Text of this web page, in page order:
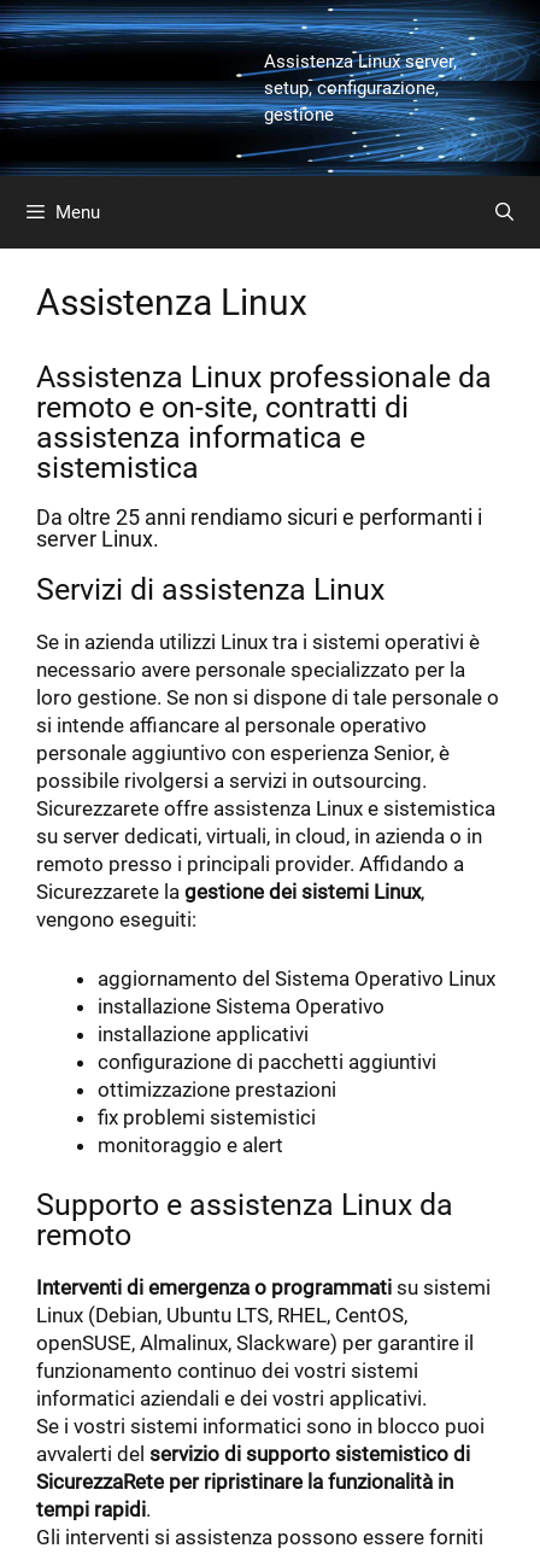
Vai
al
Assistenza Linux server,
setup, configurazione,
gestione
Menu
Assistenza Linux
Assistenza Linux professionale da
remoto e on-site, contratti di
assistenza informatica e
sistemistica
Da oltre 25 anni rendiamo sicuri e performanti i
server Linux.
Servizi di assistenza Linux
Se in azienda utilizzi Linux tra i sistemi operativi è
necessario avere personale specializzato per la
loro gestione. Se non si dispone di tale personale o
si intende affiancare al personale operativo
personale aggiuntivo con esperienza Senior, è
possibile rivolgersi a servizi in outsourcing.
Sicurezzarete offre assistenza Linux e sistemistica
su server dedicati, virtuali, in cloud, in azienda o in
remoto presso i principali provider. Affidando a
Sicurezzarete la gestione dei sistemi Linux,
vengono eseguiti:
aggiornamento del Sistema Operativo Linux
installazione Sistema Operativo
installazione applicativi
configurazione di pacchetti aggiuntivi
ottimizzazione prestazioni
fix problemi sistemistici
monitoraggio e alert
Supporto e assistenza Linux da
remoto
Interventi di emergenza o programmati su sistemi
Linux (Debian, Ubuntu LTS, RHEL, CentOS,
openSUSE, Almalinux, Slackware) per garantire il
funzionamento continuo dei vostri sistemi
informatici aziendali e dei vostri applicativi.
Se i vostri sistemi informatici sono in blocco puoi
avvalerti del servizio di supporto sistemistico di
SicurezzaRete per ripristinare la funzionalità in
tempi rapidi.
Gli interventi si assistenza possono essere forniti